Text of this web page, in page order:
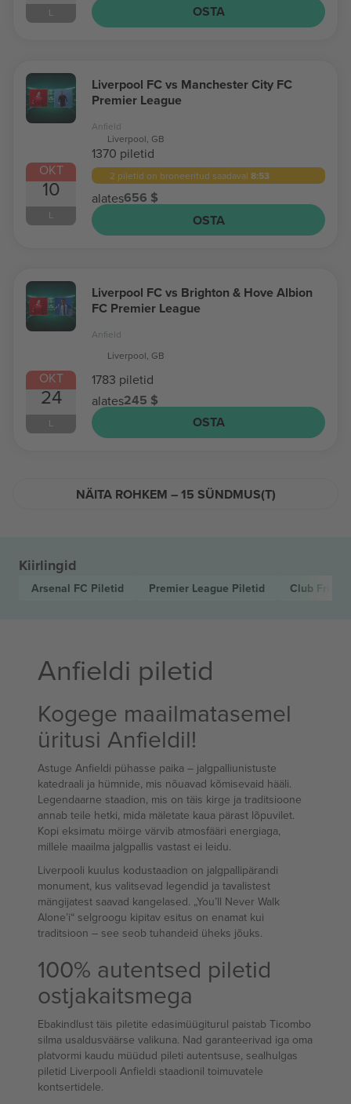
L
OSTA
OKT
10
L
Liverpool FC vs Manchester City FC
Premier League
Anfield
Liverpool, GB
1370 piletid
2 piletid on broneeritud saadaval 8:53
alates656 $
OSTA
OKT
24
L
Liverpool FC vs Brighton & Hove Albion
FC Premier League
Anfield
Liverpool, GB
1783 piletid
alates245 $
OSTA
NÄITA ROHKEM – 15 SÜNDMUS(T)
Kiirlingid
Arsenal FC Piletid Premier League Piletid Club
Anfieldi piletid
Kogege maailmatasemel
üritusi Anfieldil!
Astuge Anfieldi pühasse paika – jalgpalliunistuste
katedraali ja hümnide, mis nõuavad kõmisevaid hääli.
Legendaarne staadion, mis on täis kirge ja traditsioone
annab teile hetki, mida mäletate kaua pärast lõpuvilet.
Kopi eksimatu möirge värvib atmosfääri energiaga,
millele maailma jalgpallis vastast ei leidu.
Liverpooli kuulus kodustaadion on jalgpallipärandi
monument, kus valitsevad legendid ja tavalistest
mängijatest saavad kangelased. „You’ll Never Walk
Alone’i“ selgroogu kipitav esitus on enamat kui
traditsioon – see seob tuhandeid üheks jõuks.
100% autentsed piletid
ostjakaitsmega
Ebakindlust täis piletite edasimüügiturul paistab Ticombo
silma usaldusväärse valikuna. Nad garanteerivad iga oma
platvormi kaudu müüdud pileti autentsuse, sealhulgas
piletid Liverpooli Anfieldi staadionil toimuvatele
kontsertidele.